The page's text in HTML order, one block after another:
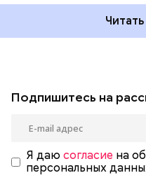
Подпишитесь на
Я даю согласие на
персональных